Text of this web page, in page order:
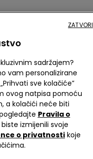
sadržajem?
vam personalizirane
sve kolačiće”
ovog natpisa pomoću
a kolačići neće biti
Pravila o
izmijenili svoje
o privatnostikoje
ZATVORI